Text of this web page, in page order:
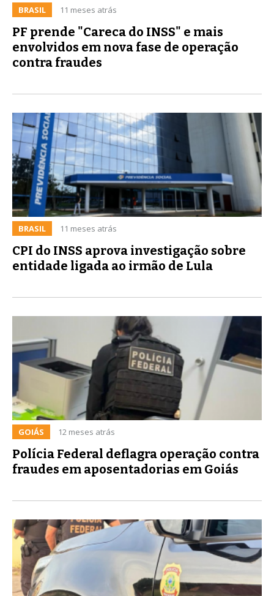
BRASIL 11 meses atrás
PF prende "Careca do INSS" e mais
envolvidos em nova fase de operação
contra fraudes
BRASIL 11 meses atrás
CPI do INSS aprova investigação sobre
entidade ligada ao irmão de Lula
GOIÁS 12 meses atrás
Polícia Federal deflagra operação contra
fraudes em aposentadorias em Goiás